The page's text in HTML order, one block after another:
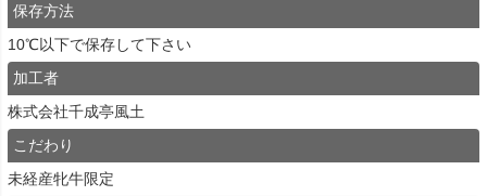
保存方法
10℃以下で保存して下さい
加工者
株式会社千成亭風土
こだわり
未経産牝牛限定